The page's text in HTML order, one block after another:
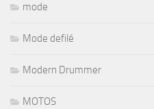
mode
Mode defilé
Modern Drummer
MOTOS